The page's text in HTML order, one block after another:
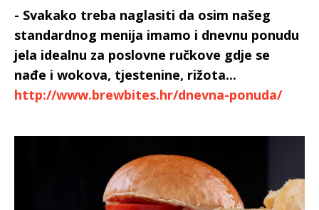
- Svakako treba naglasiti da osim našeg
standardnog menija imamo i dnevnu ponudu
jela idealnu za poslovne ručkove gdje se
nađe i wokova, tjestenine, rižota...
http://www.brewbites.hr/dnevna-ponuda/